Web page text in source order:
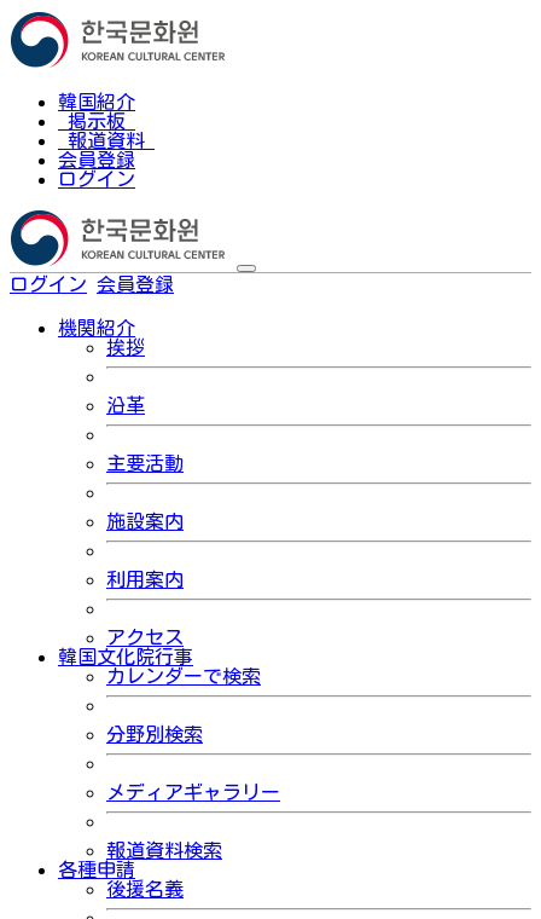
韓国紹介
掲示板
報道資料
会員登録
ログイン
ログイン 会員登録
機関紹介
挨拶
沿革
主要活動
施設案内
利用案内
アクセス
韓国文化院行事
カレンダーで検索
分野別検索
メディアギャラリー
報道資料検索
各種申請
後援名義